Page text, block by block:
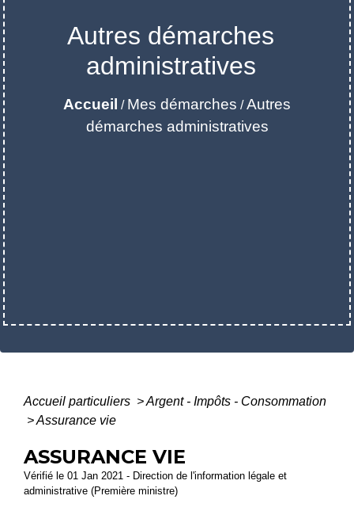
Autres démarches
administratives
Accueil / Mes démarches /Autres
démarches administratives
Accueil particuliers >Argent - Impôts - Consommation
>Assurance vie
ASSURANCE VIE
Vérifié le 01 Jan 2021 - Direction de l'information légale et
administrative (Première ministre)